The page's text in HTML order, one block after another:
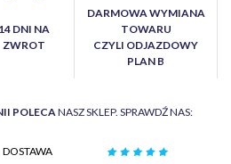
14 DNI NA
ZWROT
DARMOWA WYMIANA
TOWARU
CZYLI ODJAZDOWY
PLAN B
POLECA NASZ SKLEP. SPRAWDŹ NAS:
DOSTAWA